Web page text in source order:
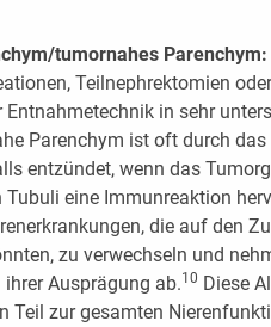
tumornahes Parenchym:
Teilnephrektomien
Entnahmetechnik in sehr
Parenchym ist oft durch
entzündet, wenn das
Tubuli eine Immunreaktion
die auf den
zu verwechseln und
Ausprägung ab.10 Diese
Teil zur gesamten